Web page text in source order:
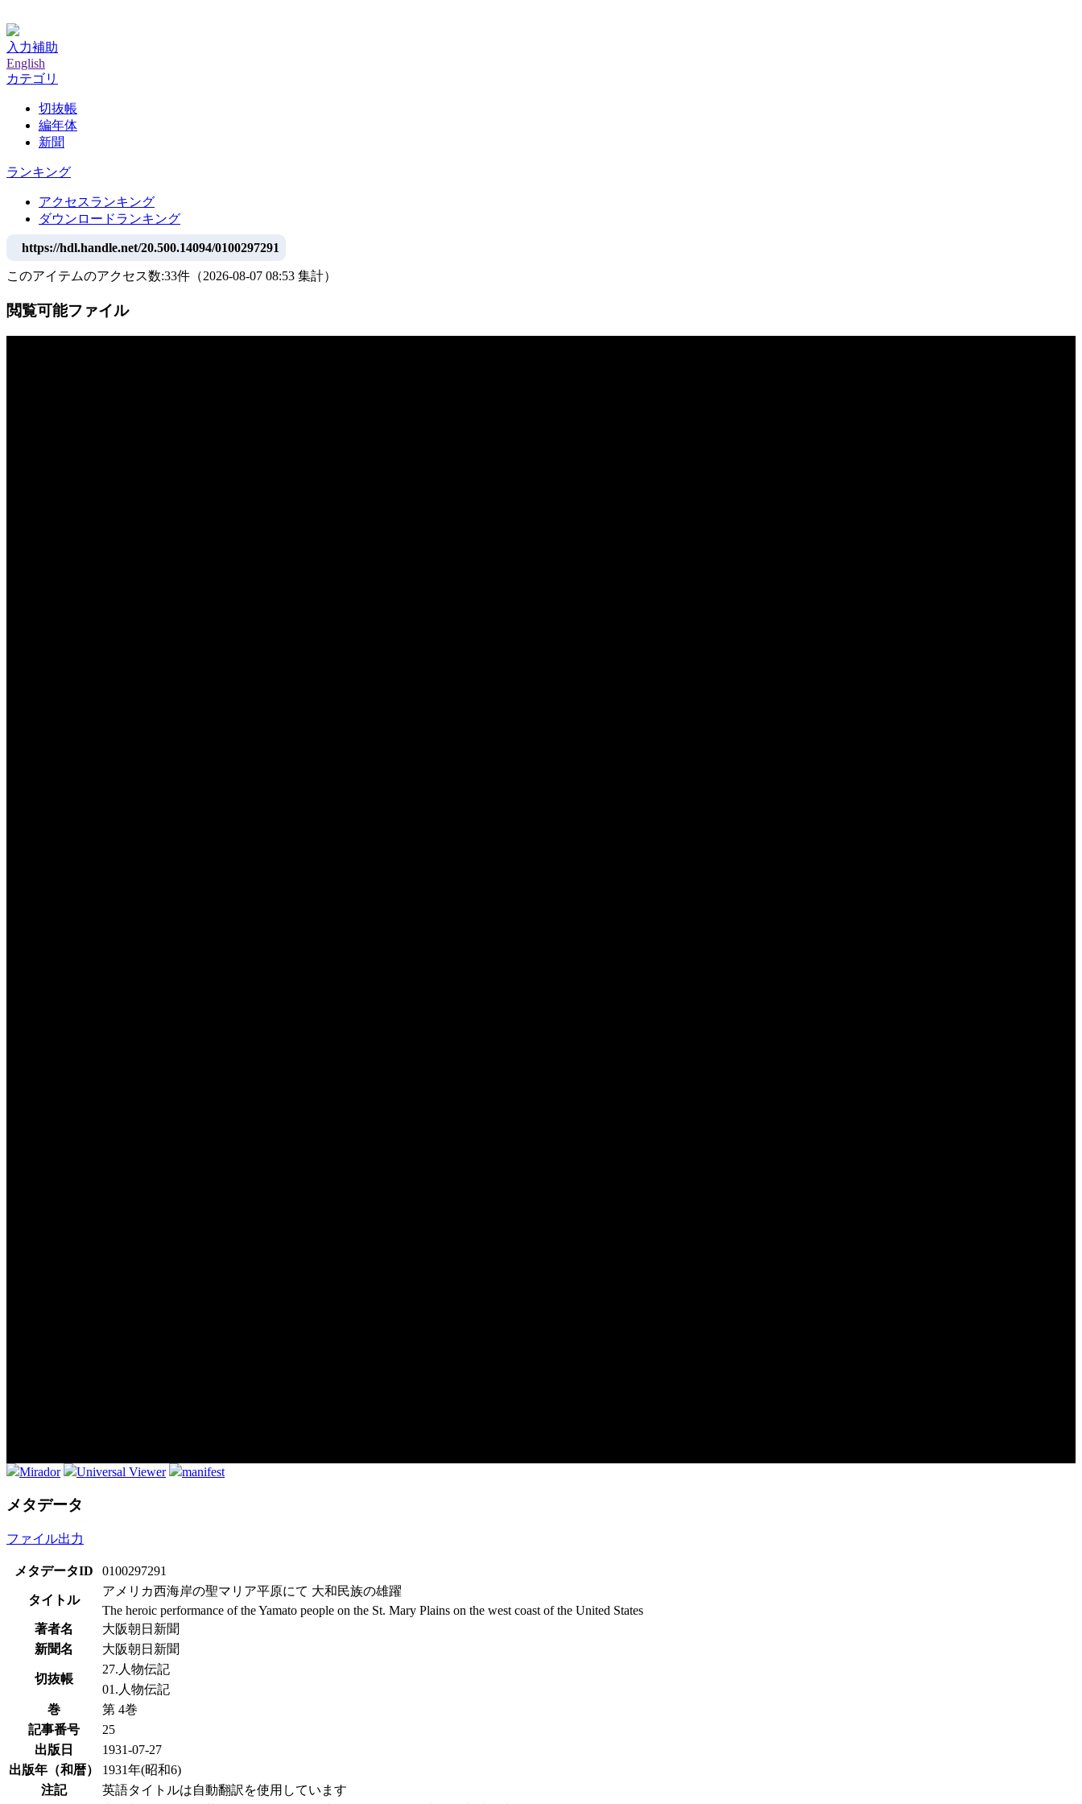
入力補助
English
カテゴリ
切抜帳
編年体
新聞
ランキング
アクセスランキング
ダウンロードランキング
https://hdl.handle.net/20.500.14094/0100297291
このアイテムのアクセス数:33件 （2026-08-07 08:53 集計）
閲覧可能ファイル
Mirador Universal Viewer manifest
メタデータ
ファイル出力
メタデータID 0100297291
タイトル
アメリカ西海岸の聖マリア平原にて 大和民族の雄躍
The heroic performance of the Yamato people on the St. Mary Plains on the west coast of the United States
著者名
大阪朝日新聞
新聞名
大阪朝日新聞
切抜帳
27.人物伝記
01.人物伝記
巻
第 4巻
記事番号
25
出版日
1931-07-27
出版年（和暦）
1931年(昭和6)
注記
英語タイトルは自動翻訳を使用しています